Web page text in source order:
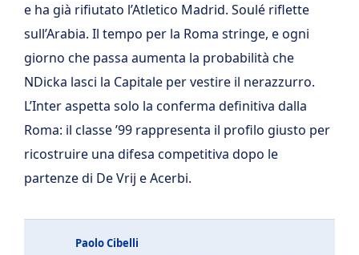
e ha già rifiutato l’Atletico Madrid. Soulé riflette
sull’Arabia. Il tempo per la Roma stringe, e ogni
giorno che passa aumenta la probabilità che
NDicka lasci la Capitale per vestire il nerazzurro.
L’Inter aspetta solo la conferma definitiva dalla
Roma: il classe ’99 rappresenta il profilo giusto per
ricostruire una difesa competitiva dopo le
partenze di De Vrij e Acerbi.
Paolo Cibelli